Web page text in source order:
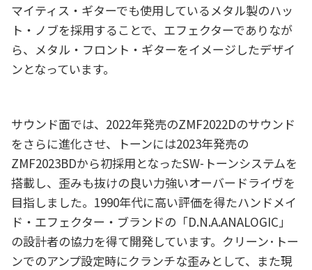
マイティス・ギターでも使用しているメタル製のハッ
ト・ノブを採用することで、エフェクターでありなが
ら、メタル・フロント・ギターをイメージしたデザイ
ンとなっています。
サウンド面では、2022年発売のZMF2022Dのサウンド
をさらに進化させ、トーンには2023年発売の
ZMF2023BDから初採用となったSW-トーンシステムを
搭載し、歪みも抜けの良い力強いオーバードライヴを
目指しました。1990年代に高い評価を得たハンドメイ
ド・エフェクター・ブランドの「D.N.A.ANALOGIC」
の設計者の協力を得て開発しています。クリーン･トー
ンでのアンプ設定時にクランチな歪みとして、また現